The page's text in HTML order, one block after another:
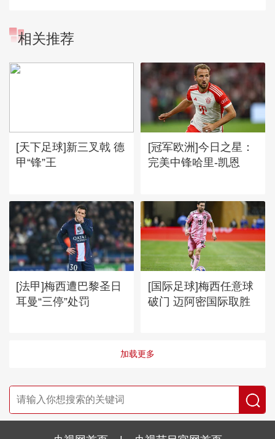
相关推荐
[天下足球]新三叉戟 德
甲“锋”王
[冠军欧洲]今日之星：
完美中锋哈里-凯恩
[法甲]梅西遭巴黎圣日
耳曼“三停”处罚
[国际足球]梅西任意球
破门 迈阿密国际取胜
加载更多